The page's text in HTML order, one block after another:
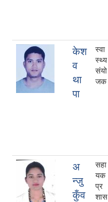
केश
व
था
पा
स्वा
स्थ्य
संयो
जक
अ
न्जु
कुँव
सहा
यक
प्र
शास